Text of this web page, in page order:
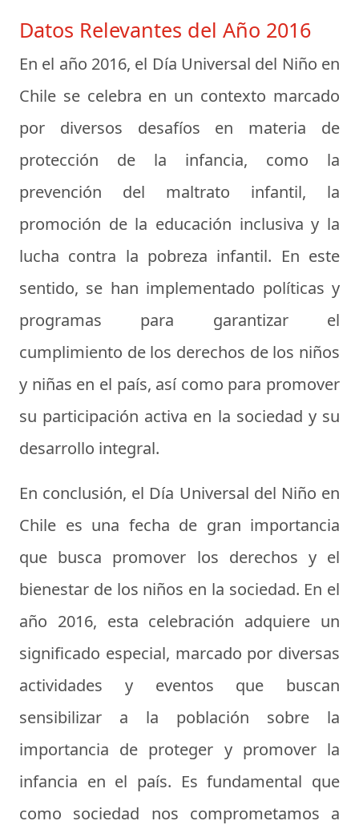
Datos Relevantes del Año 2016
En el año 2016, el Día Universal del Niño en
Chile se celebra en un contexto marcado
por diversos desafíos en materia de
protección de la infancia, como la
prevención del maltrato infantil, la
promoción de la educación inclusiva y la
lucha contra la pobreza infantil. En este
sentido, se han implementado políticas y
programas para garantizar el
cumplimiento de los derechos de los niños
y niñas en el país, así como para promover
su participación activa en la sociedad y su
desarrollo integral.
En conclusión, el Día Universal del Niño en
Chile es una fecha de gran importancia
que busca promover los derechos y el
bienestar de los niños en la sociedad. En el
año 2016, esta celebración adquiere un
significado especial, marcado por diversas
actividades y eventos que buscan
sensibilizar a la población sobre la
importancia de proteger y promover la
infancia en el país. Es fundamental que
como sociedad nos comprometamos a